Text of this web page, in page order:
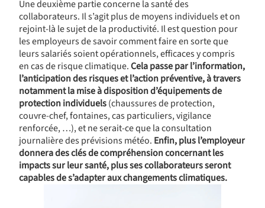
Une deuxième partie concerne la santé des
collaborateurs. Il s’agit plus de moyens individuels et on
rejoint-là le sujet de la productivité. Il est question pour
les employeurs de savoir comment faire en sorte que
leurs salariés soient opérationnels, efficaces y compris
en cas de risque climatique.Cela passe par l’information,
l’anticipation des risques et l’action préventive, à travers
notamment la mise à disposition d’équipements de
protection individuels(chaussures de protection,
couvre-chef, fontaines, cas particuliers, vigilance
renforcée, …), et ne serait-ce que la consultation
journalière des prévisions météo. Enfin, plus l’employeur
donnera des clés de compréhension concernant les
impacts sur leur santé, plus ses collaborateurs seront
capables de s’adapter aux changements climatiques.